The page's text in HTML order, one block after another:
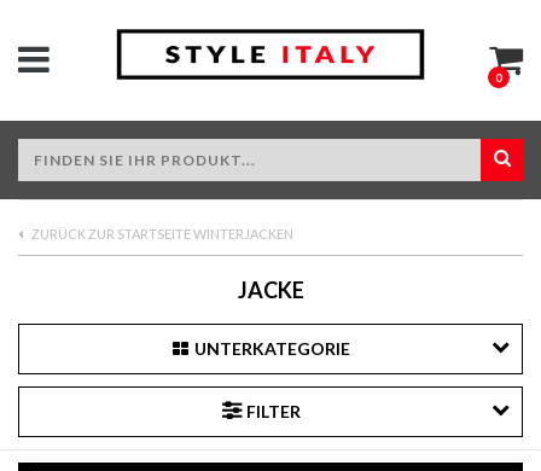
0
ZURÜCK ZUR STARTSEITE WINTERJACKEN
JACKE
UNTERKATEGORIE
FILTER